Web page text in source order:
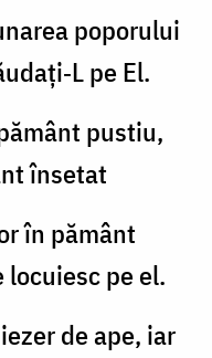
poporului
pe El.
pustiu,
însetat
în pământ
pe el.
de ape, iar